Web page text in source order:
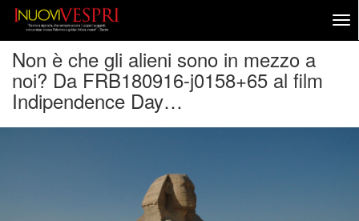
Non è che gli alieni sono in mezzo a
noi? Da FRB180916-j0158+65 al film
Indipendence Day…